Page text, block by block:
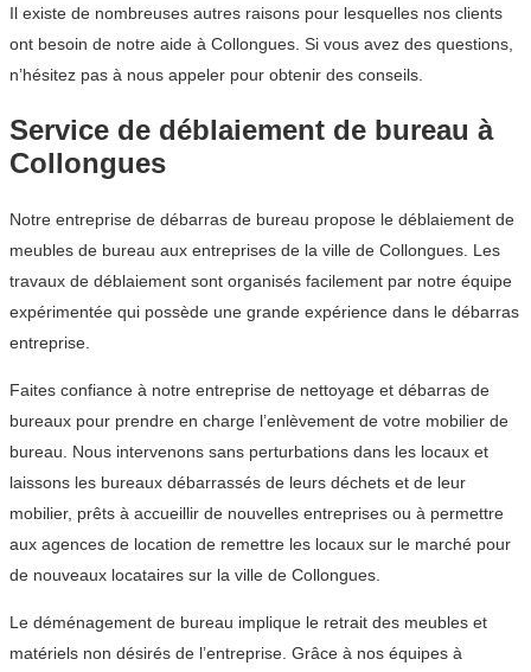
Il existe de nombreuses autres raisons pour lesquelles nos clients
ont besoin de notre aide à Collongues. Si vous avez des questions,
n’hésitez pas à nous appeler pour obtenir des conseils.
Service de déblaiement de bureau à
Collongues
Notre entreprise de débarras de bureau propose le déblaiement de
meubles de bureau aux entreprises de la ville de Collongues. Les
travaux de déblaiement sont organisés facilement par notre équipe
expérimentée qui possède une grande expérience dans le débarras
entreprise.
Faites confiance à notre entreprise de nettoyage et débarras de
bureaux pour prendre en charge l’enlèvement de votre mobilier de
bureau. Nous intervenons sans perturbations dans les locaux et
laissons les bureaux débarrassés de leurs déchets et de leur
mobilier, prêts à accueillir de nouvelles entreprises ou à permettre
aux agences de location de remettre les locaux sur le marché pour
de nouveaux locataires sur la ville de Collongues.
Le déménagement de bureau implique le retrait des meubles et
matériels non désirés de l’entreprise. Grâce à nos équipes à